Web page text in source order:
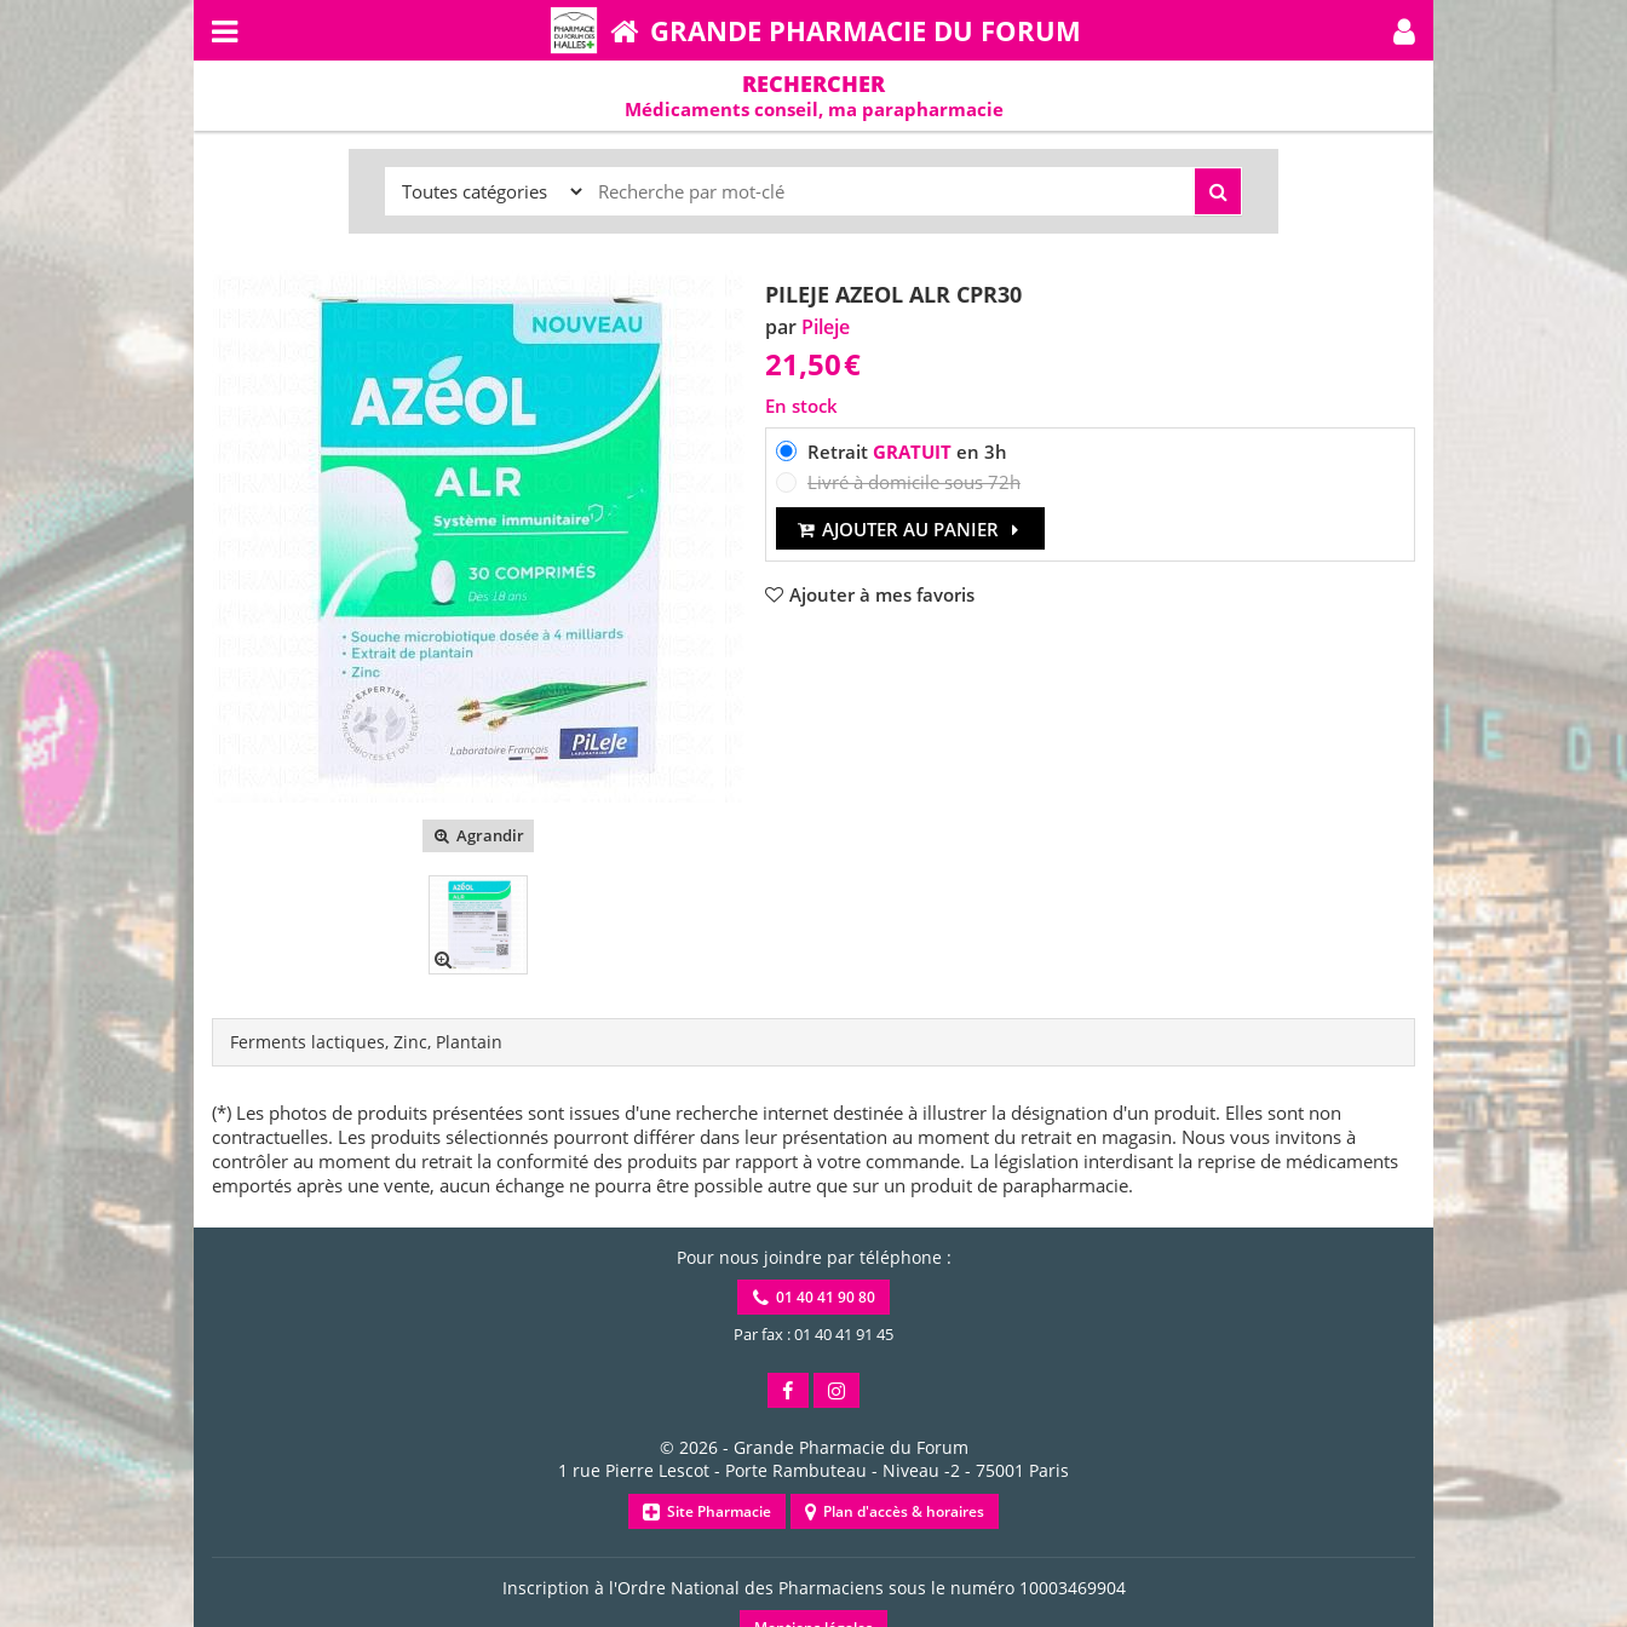
GRANDE PHARMACIE DU FORUM
RECHERCHER
Médicaments conseil, ma parapharmacie
Agrandir
PILEJE AZEOL ALR CPR30
par Pileje
21,50€
En stock
Retrait GRATUITen 3h
Livré à domicile sous 72h
AJOUTER AU PANIER
Ajouter à mes favoris
Ferments lactiques, Zinc, Plantain
(*) Les photos de produits présentées sont issues d'une recherche internet destinée à illustrer la désignation d'un produit. Elles sont non
contractuelles. Les produits sélectionnés pourront différer dans leur présentation au moment du retrait en magasin. Nous vous invitons à
contrôler au moment du retrait la conformité des produits par rapport à votre commande. La législation interdisant la reprise de médicaments
emportés après une vente, aucun échange ne pourra être possible autre que sur un produit de parapharmacie.
Pour nous joindre par téléphone :
01 40 41 90 80
Par fax : 01 40 41 91 45
© 2026 - Grande Pharmacie du Forum
1 rue Pierre Lescot - Porte Rambuteau - Niveau -2 - 75001 Paris
Site Pharmacie Plan d'accès & horaires
Inscription à l'Ordre National des Pharmaciens sous le numéro 10003469904